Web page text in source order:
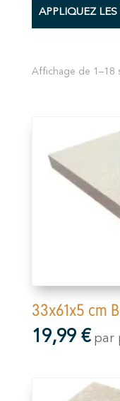
APPLIQUEZ LES
Affichage de 1–18
33x61x5 cm
19,99 € par